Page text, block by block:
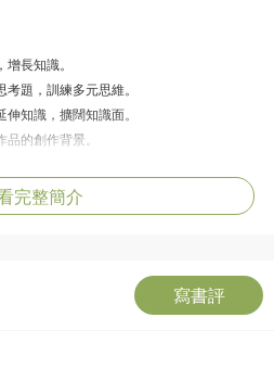
長知識。
題，訓練多元思維。
知識，擴闊知識面。
的創作背景。
完整簡介
寫書評